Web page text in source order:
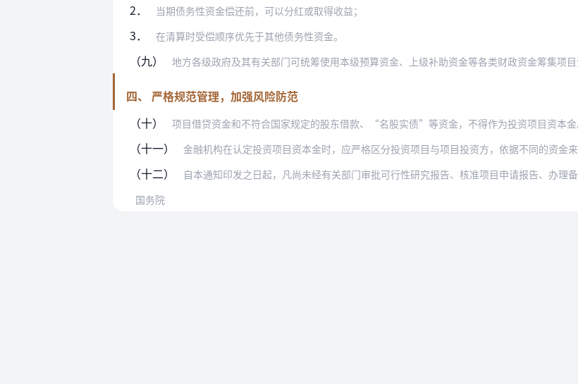
2． 当期债务性资金偿还前，可以分红或取得收益；
3． 在清算时受偿顺序优先于其他债务性资金。
（九） 地方各级政府及其有关部门可统筹使用本级预算资金、上级补助资金等各类财政资金筹集项目资本金，可
四、 严格规范管理，加强风险防范
（十）
项目借贷资金和不符合国家规定的股东借款、“名股实债”等资金，不得作为投资项目资本金。筹措投资项目资本金
（十一） 金融机构在认定投资项目资本金时，应严格区分投资项目与项目投资方，依据不同的资金来源与投资项目的权责关
（十二）
自本通知印发之日起，凡尚未经有关部门审批可行性研究报告、核准项目申请报告、办理备案手续的投资项目，均
国务院